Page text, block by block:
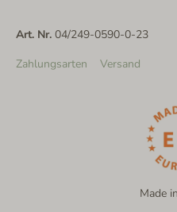
Art. Nr. 04/249-0590-0-23
Zahlungsarten
Versand
Made